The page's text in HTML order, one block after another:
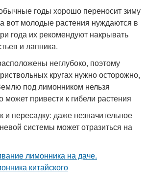
годы хорошо переносит зиму
вот молодые растения нуждаются в
года их рекомендуют накрывать
и лапника.
неглубоко, поэтому
кругах нужно осторожно,
под лимонником нельзя
может привести к гибели растения
пересадку: даже незначительное
системы может отразиться на